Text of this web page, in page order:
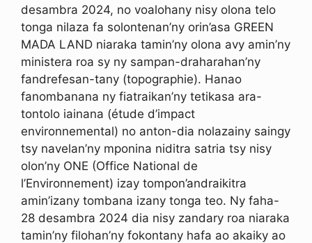
desambra 2024, no voalohany nisy olona telo
tonga nilaza fa solontenan’ny orin’asa GREEN
MADA LAND niaraka tamin’ny olona avy amin’ny
ministera roa sy ny sampan-draharahan’ny
fandrefesan-tany (topographie). Hanao
fanombanana ny fiatraikan’ny tetikasa ara-
tontolo iainana (étude d’impact
environnemental) no anton-dia nolazainy saingy
tsy navelan’ny mponina niditra satria tsy nisy
olon’ny ONE (Office National de
l’Environnement) izay tompon’andraikitra
amin’izany tombana izany tonga teo. Ny faha-
28 desambra 2024 dia nisy zandary roa niaraka
tamin’ny filohan’ny fokontany hafa ao akaiky ao